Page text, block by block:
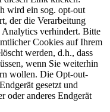
wird ein sog. opt-out
der die Verarbeitung
Analytics verhindert. Bitte
Cookies auf Ihrem
werden, d.h., dass
wenn Sie weiterhin
wollen. Die Opt-out-
gesetzt und
oder anderes Endgerät